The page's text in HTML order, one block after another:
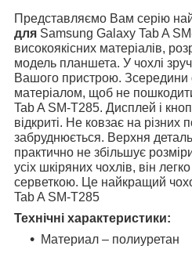
Представляємо Вам серію
для Samsung Galaxy Tab A
високоякісних матеріалів,
модель планшета. У чохлі
Вашого пристрою.
матеріалом, щоб не
Tab A SM-T285. Дисплей і
відкриті. Не ковзає на різних
забруднюється. Верхня
практично не збільшує
усіх шкіряних чохлів, він
серветкою. Це найкращий
Tab A SM-T285
Технічні характеристики:
Материал – полиуретан